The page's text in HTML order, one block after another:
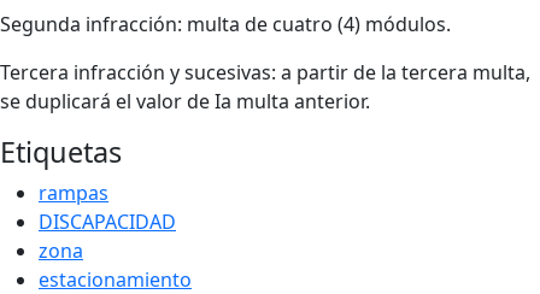
Segunda infracción: multa de cuatro (4) módulos.
Tercera infracción y sucesivas: a partir de la tercera multa,
se duplicará el valor de Ia multa anterior.
Etiquetas
rampas
DISCAPACIDAD
zona
estacionamiento